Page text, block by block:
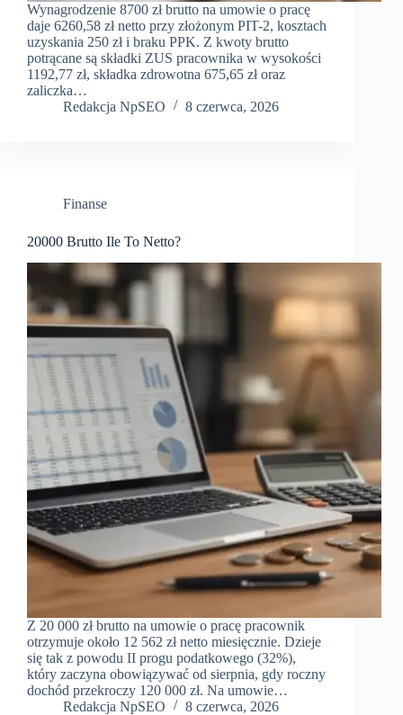
Wynagrodzenie 8700 zł brutto na umowie o pracę
daje 6260,58 zł netto przy złożonym PIT-2, kosztach
uzyskania 250 zł i braku PPK. Z kwoty brutto
potrącane są składki ZUS pracownika w wysokości
1192,77 zł, składka zdrowotna 675,65 zł oraz
zaliczka…
Redakcja NpSEO
8 czerwca, 2026
Finanse
20000 Brutto Ile To Netto?
Z 20 000 zł brutto na umowie o pracę pracownik
otrzymuje około 12 562 zł netto miesięcznie. Dzieje
się tak z powodu II progu podatkowego (32%),
który zaczyna obowiązywać od sierpnia, gdy roczny
dochód przekroczy 120 000 zł. Na umowie…
Redakcja NpSEO
8 czerwca, 2026